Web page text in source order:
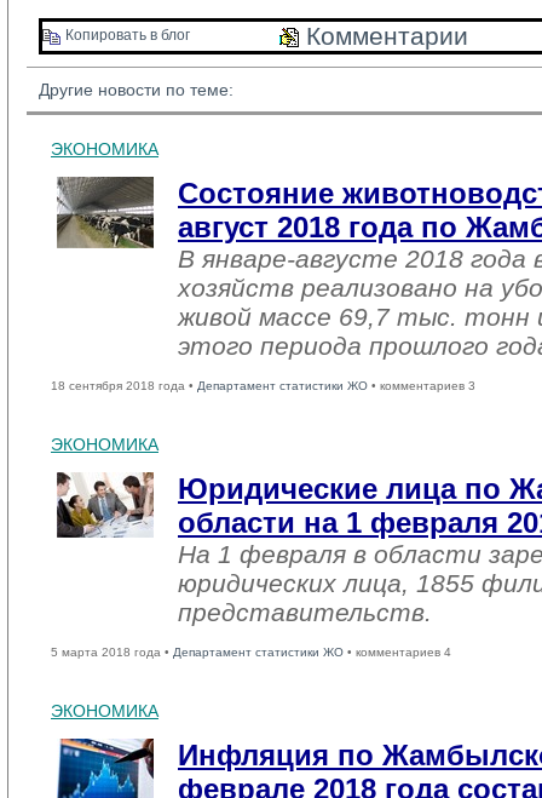
Копировать в блог Комментарии
Другие новости по теме:
ЭКОНОМИКА
Состояние
август 2018 года по
В январе-августе 2018 года
хозяйств реализовано на
живой массе 69,7 тыс. тонн
этого периода прошлого
18 сентября 2018 года • Департамент статистики ЖО • комментариев 3
ЭКОНОМИКА
Юридические лица по
области на 1 февраля
На 1 февраля в области
юридических лица, 1855
представительств.
5 марта 2018 года • Департамент статистики ЖО • комментариев 4
ЭКОНОМИКА
Инфляция по
феврале 2018 года